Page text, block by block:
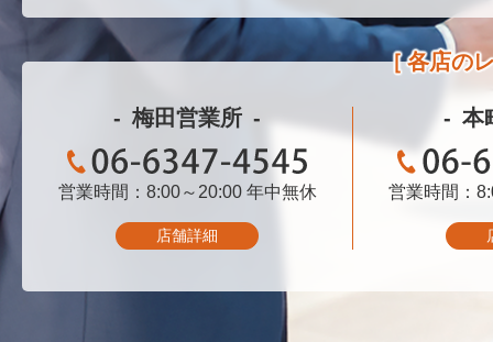
各店の
梅田営業所
06-6347-4545
営業時間：8:00～20:00 年中無休
店舗詳細
本
営業時間：